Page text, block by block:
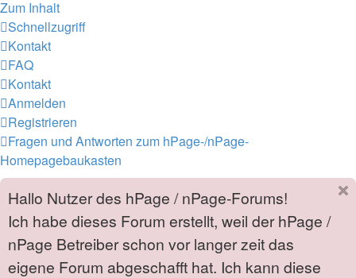
Zum Inhalt
Schnellzugriff
Kontakt
FAQ
Kontakt
Anmelden
Registrieren
Fragen und Antworten zum hPage-/nPage-
Homepagebaukasten
Hallo Nutzer des hPage / nPage-Forums!
Ich habe dieses Forum erstellt, weil der hPage /
nPage Betreiber schon vor langer zeit das
eigene Forum abgeschafft hat. Ich kann diese